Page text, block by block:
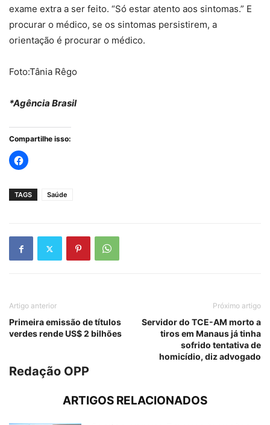
exame extra a ser feito. “Só estar atento aos sintomas.” E
procurar o médico, se os sintomas persistirem, a
orientação é procurar o médico.
Foto:Tânia Rêgo
*Agência Brasil
Compartilhe isso:
TAGS Saúde
Artigo anterior
Primeira emissão de títulos
verdes rende US$ 2 bilhões
Próximo artigo
Servidor do TCE-AM morto a
tiros em Manaus já tinha
sofrido tentativa de
homicídio, diz advogado
Redação OPP
ARTIGOS RELACIONADOS